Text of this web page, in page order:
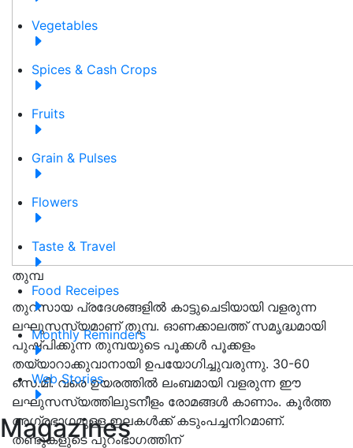
Vegetables
Spices & Cash Crops
Fruits
Grain & Pulses
Flowers
Taste & Travel
Food Receipes
Monthly Reminders
Web Stories
Magazines
തുമ്പ
തുറസായ പ്രദേശങ്ങളിൽ കാട്ടുചെടിയായി വളരുന്ന
ലഘുസസ്യമാണ് തുമ്പ. ഓണക്കാലത്ത് സമൃദ്ധമായി
പുഷ്പിക്കുന്ന തുമ്പയുടെ പൂക്കൾ പൂക്കളം
തയ്യാറാക്കുവാനായി ഉപയോഗിച്ചുവരുന്നു. 30-60
സെ.മീ. വരെ ഉയരത്തിൽ ലംബമായി വളരുന്ന ഈ
ലഘുസസ്യത്തിലുടനീളം രോമങ്ങൾ കാണാം. കൂർത്ത
അഗ്രഭാഗമുള്ള ഇലകൾക്ക് കടുംപച്ചനിറമാണ്.
തണ്ടുകളുടെ പുറംഭാഗത്തിന്